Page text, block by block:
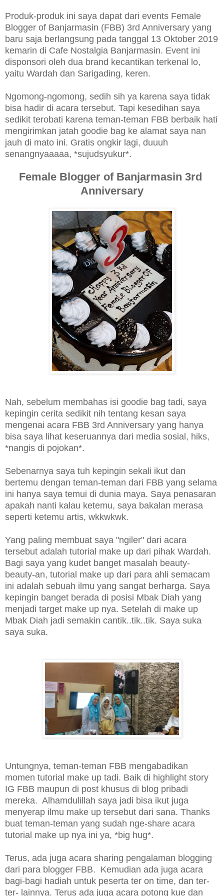
Produk-produk ini saya dapat dari events Female
Blogger of Banjarmasin (FBB) 3rd Anniversary yang
baru saja berlangsung pada tanggal 13 Oktober 2019
kemarin di Cafe Nostalgia Banjarmasin. Event ini
disponsori oleh dua brand kecantikan terkenal lo,
yaitu Wardah dan Sarigading, keren.
Ngomong-ngomong, sedih sih ya karena saya tidak
bisa hadir di acara tersebut. Tapi kesedihan saya
sedikit terobati karena teman-teman FBB berbaik hati
mengirimkan jatah goodie bag ke alamat saya nan
jauh di mato ini. Gratis ongkir lagi, duuuh
senangnyaaaaa, *sujudsyukur*.
Female Blogger of Banjarmasin 3rd
Anniversary
Nah, sebelum membahas isi goodie bag tadi, saya
kepingin cerita sedikit nih tentang kesan saya
mengenai acara FBB 3rd Anniversary yang hanya
bisa saya lihat keseruannya dari media sosial, hiks,
*nangis di pojokan*.
Sebenarnya saya tuh kepingin sekali ikut dan
bertemu dengan teman-teman dari FBB yang selama
ini hanya saya temui di dunia maya. Saya penasaran
apakah nanti kalau ketemu, saya bakalan merasa
seperti ketemu artis, wkkwkwk.
Yang paling membuat saya "ngiler" dari acara
tersebut adalah tutorial make up dari pihak Wardah.
Bagi saya yang kudet banget masalah beauty-
beauty-an, tutorial make up dari para ahli semacam
ini adalah sebuah ilmu yang sangat berharga. Saya
kepingin banget berada di posisi Mbak Diah yang
menjadi target make up nya. Setelah di make up
Mbak Diah jadi semakin cantik..tik..tik. Saya suka
saya suka.
Untungnya, teman-teman FBB mengabadikan
momen tutorial make up tadi. Baik di highlight story
IG FBB maupun di post khusus di blog pribadi
mereka. Alhamdulillah saya jadi bisa ikut juga
menyerap ilmu make up tersebut dari sana. Thanks
buat teman-teman yang sudah nge-share acara
tutorial make up nya ini ya, *big hug*.
Terus, ada juga acara sharing pengalaman blogging
dari para blogger FBB. Kemudian ada juga acara
bagi-bagi hadiah untuk peserta ter on time, dan ter-
ter- lainnya. Terus ada juga acara potong kue dan